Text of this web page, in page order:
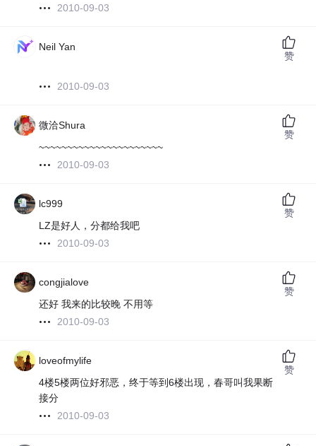
2010-09-03
Neil Yan
2010-09-03
赞
微洽Shura
~~~~~~~~~~~~~~~~~~~~~~
2010-09-03
赞
lc999
LZ是好人，分都给我吧
2010-09-03
赞
congjialove
还好 我来的比较晚 不用等
2010-09-03
赞
loveofmylife
4楼5楼两位好邪恶，终于等到6楼出现，春哥叫我果断
接分
2010-09-03
赞